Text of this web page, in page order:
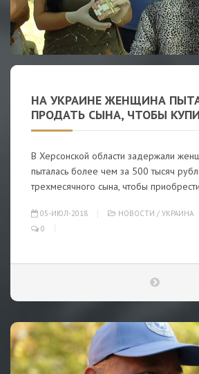
НА УКРАИНЕ ЖЕНЩИНА
ПРОДАТЬ СЫНА, ЧТОБЫ
В Херсонской области задержали
пыталась более чем за 500 тысяч
трехмесячного сына, чтобы
05-ИЮЛ-2018 НОВОСТИ / УКРАИНА
0